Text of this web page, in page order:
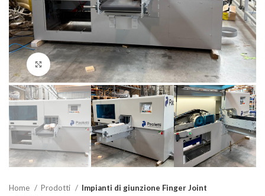
Click to enlarge
Home Prodotti Impianti di giunzione Finger Joint